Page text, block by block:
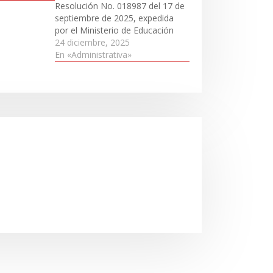
Resolución No. 018987 del 17 de
septiembre de 2025, expedida
por el Ministerio de Educación
Nacional, en cuanto a
las etapas comprendidas. Por lo
24 diciembre, 2025
En «Administrativa»